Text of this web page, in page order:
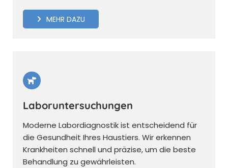
MEHR DAZU
Laboruntersuchungen
Moderne Labordiagnostik ist entscheidend für
die Gesundheit Ihres Haustiers. Wir erkennen
Krankheiten schnell und präzise, um die beste
Behandlung zu gewährleisten.